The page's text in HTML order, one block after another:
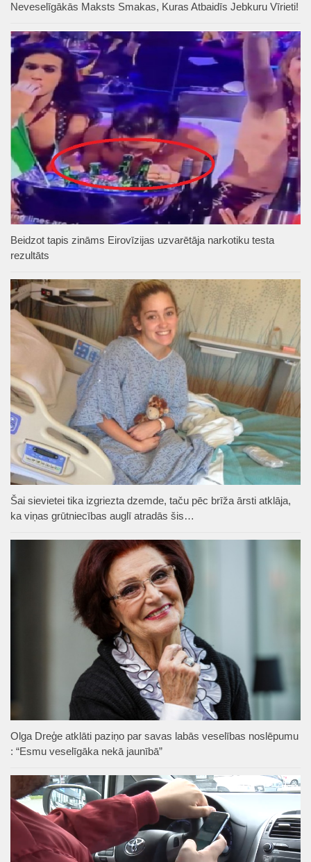
Neveselīgākās Maksts Smakas, Kuras Atbaidīs Jebkuru Vīrieti!
Beidzot tapis zināms Eirovīzijas uzvarētāja narkotiku testa
rezultāts
Šai sievietei tika izgriezta dzemde, taču pēc brīža ārsti atklāja,
ka viņas grūtniecības auglī atradās šis…
Olga Dreģe atklāti paziņo par savas labās veselības noslēpumu
: “Esmu veselīgāka nekā jaunībā”